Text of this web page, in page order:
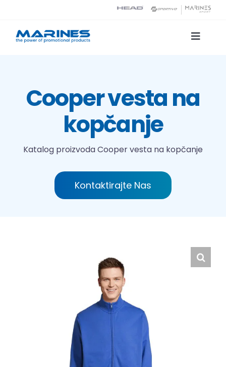
content
Toggle
Tehnologije tiska
Cooper vesta na
kopčanje
Katalog proizvodaCooper vesta na kopčanje
Kontaktirajte Nas